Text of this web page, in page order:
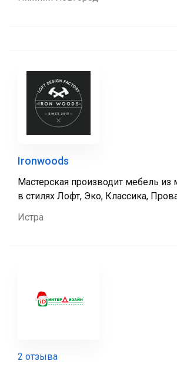
Ironwoods
Мастерская производит мебель из
в стилях Лофт, Эко, Классика,
Истра
2 отзыва